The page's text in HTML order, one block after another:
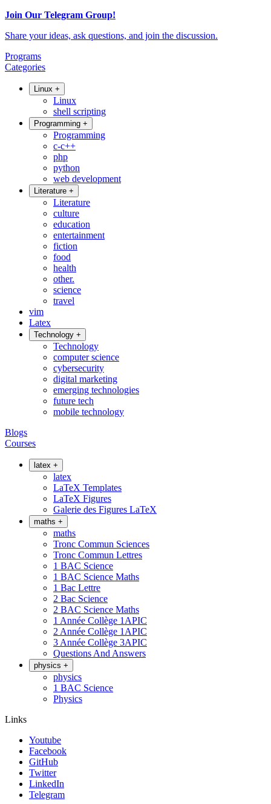
Join Our Telegram Group!
Share your ideas, ask questions, and join the discussion.
Programs
Categories
Linux +
Linux
shell scripting
Programming +
Programming
c-c++
php
python
web development
Literature +
Literature
culture
education
entertainment
fiction
food
health
other.
science
travel
vim
Latex
Technology +
Technology
computer science
cybersecurity
digital marketing
emerging technologies
future tech
mobile technology
Blogs
Courses
latex +
latex
LaTeX Templates
LaTeX Figures
Galerie des Figures LaTeX
maths +
maths
Tronc Commun Sciences
Tronc Commun Lettres
1 BAC Science
1 BAC Science Maths
1 Bac Lettre
2 Bac Science
2 BAC Science Maths
1 Année Collège 1APIC
2 Année Collège 1APIC
3 Année Collège 3APIC
Questions And Answers
physics +
physics
1 BAC Science
Physics
Links
Youtube
Facebook
GitHub
Twitter
LinkedIn
Telegram